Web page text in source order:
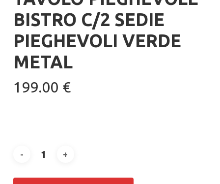
BISTRO C/2 SEDIE
PIEGHEVOLI VERDE
METAL
199.00 €